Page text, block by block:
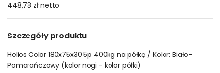
448,78 złnetto
Szczegóły produktu
Helios Color 180x75x30 5p 400kg na półkę / Kolor: Biało-
Pomarańczowy (kolor nogi - kolor półki)